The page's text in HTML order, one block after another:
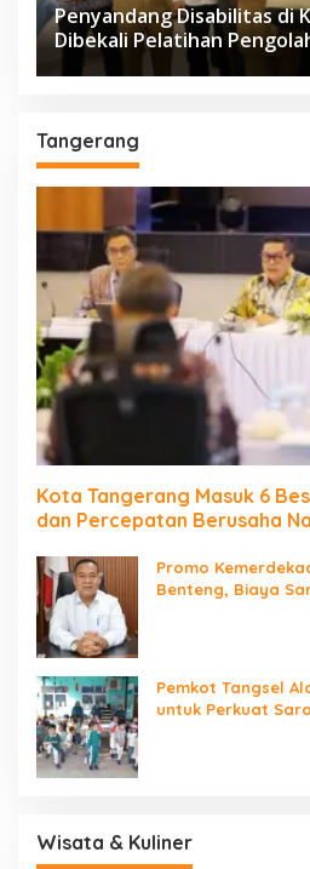
Penyandang Disabilitas di
Dibekali Pelatihan
Tangerang
Kota Tangerang Masuk 6
dan Percepatan Berusaha
Promo
Benteng, Biaya
Pemkot Tangsel
untuk Perkuat
Wisata & Kuliner